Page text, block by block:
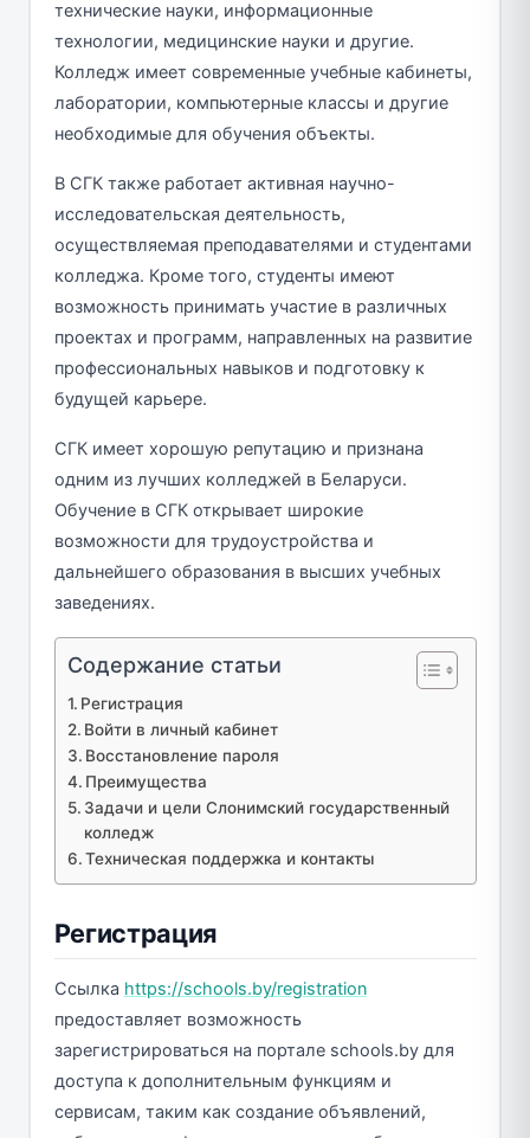
технические науки, информационные
технологии, медицинские науки и другие.
Колледж имеет современные учебные кабинеты,
лаборатории, компьютерные классы и другие
необходимые для обучения объекты.
В СГК также работает активная научно-
исследовательская деятельность,
осуществляемая преподавателями и студентами
колледжа. Кроме того, студенты имеют
возможность принимать участие в различных
проектах и программ, направленных на развитие
профессиональных навыков и подготовку к
будущей карьере.
СГК имеет хорошую репутацию и признана
одним из лучших колледжей в Беларуси.
Обучение в СГК открывает широкие
возможности для трудоустройства и
дальнейшего образования в высших учебных
заведениях.
Содержание статьи
Регистрация
Войти в личный кабинет
Восстановление пароля
Преимущества
Задачи и цели Слонимский государственный
колледж
Техническая поддержка и контакты
Регистрация
Ссылка https://schools.by/registration
предоставляет возможность
зарегистрироваться на портале schools.by для
доступа к дополнительным функциям и
сервисам, таким как создание объявлений,